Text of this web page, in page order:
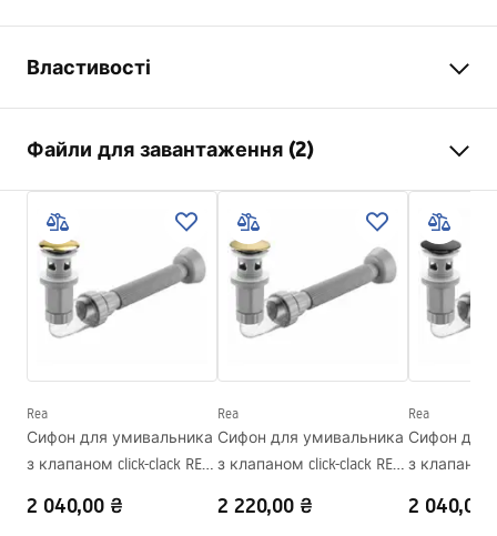
Властивості
Матеріал
Санітарна кераміка
Колір
Білий , Білий/Чорний
Оздоблення
Глянцевий
Довжина
465
Ширина
330мм
Висота
135
Форма
Отвір на змішувач
Ні
Файли для завантаження (2)
Інструкція з монтажу
Умови гарантії
Rea
Сифон для умивальника
з клапаном click-clack REA
2 040,00 ₴
Rea
Сифон для умивальника
з клапаном click-clack REA
2 220,00 ₴
Rea
Сифон для
з клапаном
2 040,00